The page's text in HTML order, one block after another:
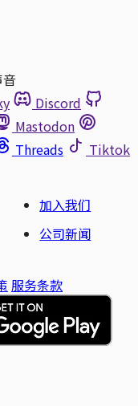
Discord
Mastodon
Threads
Tiktok
加入我们
公司新闻
服务条款